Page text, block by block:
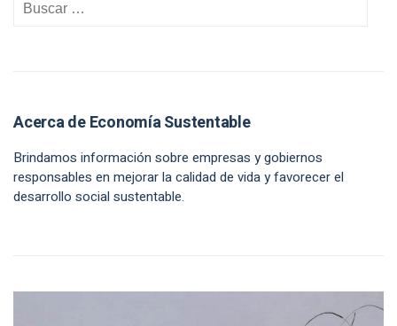
Acerca de Economía Sustentable
Brindamos información sobre empresas y gobiernos
responsables en mejorar la calidad de vida y favorecer el
desarrollo social sustentable.